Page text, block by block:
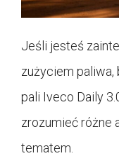
Jeśli jesteś
zużyciem paliwa,
pali Iveco Daily
zrozumieć różne
tematem.